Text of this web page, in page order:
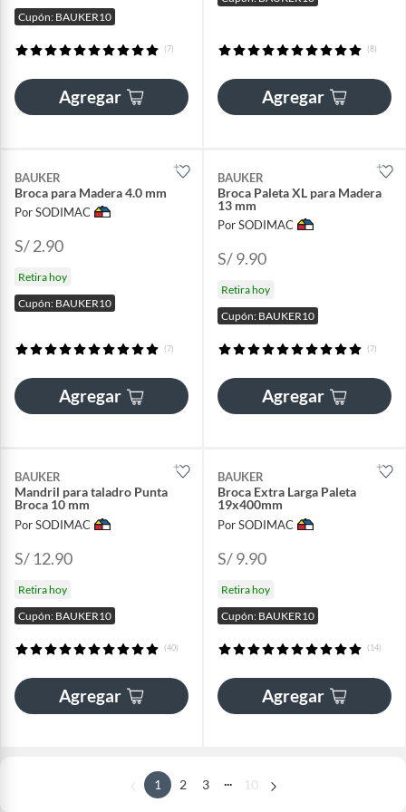
Cupón: BAUKER10
(7)
Agregar
(8)
Agregar
BAUKER
Broca para Madera 4.0 mm
Por SODIMAC
S/ 2.90
Retira hoy
Cupón: BAUKER10
(7)
Agregar
BAUKER
Broca Paleta XL para Madera
13 mm
Por SODIMAC
S/ 9.90
Retira hoy
Cupón: BAUKER10
(7)
Agregar
BAUKER
Mandril para taladro Punta
Broca 10 mm
Por SODIMAC
S/ 12.90
Retira hoy
Cupón: BAUKER10
(40)
Agregar
BAUKER
Broca Extra Larga Paleta
19x400mm
Por SODIMAC
S/ 9.90
Retira hoy
Cupón: BAUKER10
(14)
Agregar
1 2 3 ... 10